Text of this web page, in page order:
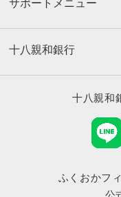
サポートメニュー
十八親和銀行
十八親和
ふくおかフ